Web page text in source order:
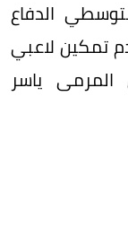
الدفاع
تمكين لاعبي
ياسر